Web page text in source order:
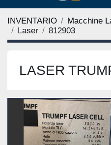
INVENTARIO
Macchine
Laser
812903
LASER